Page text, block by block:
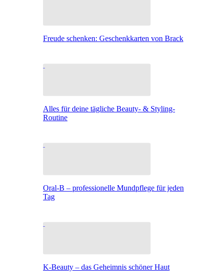
Freude schenken: Geschenkkarten von Brack
Alles für deine tägliche Beauty- & Styling-
Routine
Oral-B – professionelle Mundpflege für jeden
Tag
K-Beauty – das Geheimnis schöner Haut